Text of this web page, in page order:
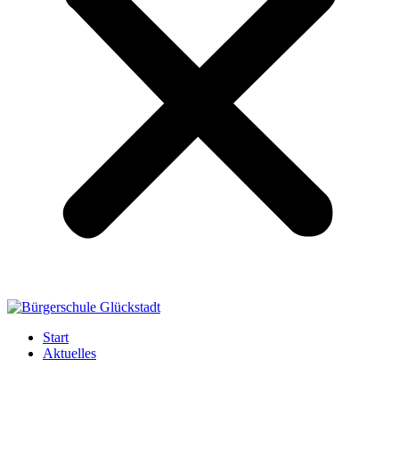
Start
Aktuelles